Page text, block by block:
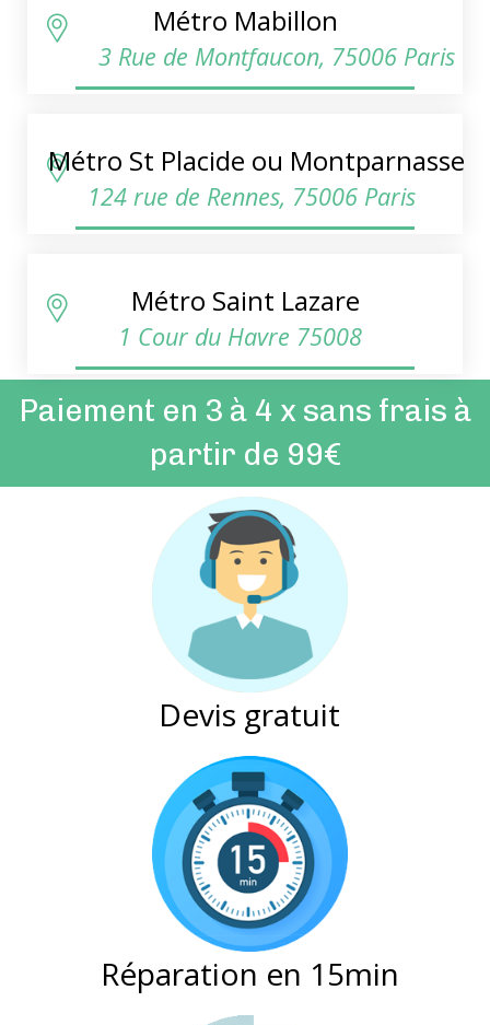
Métro Mabillon
3 Rue de Montfaucon, 75006 Paris
Métro St Placide ou Montparnasse
124 rue de Rennes, 75006 Paris
Métro Saint Lazare
1 Cour du Havre 75008
Paiement en 3 à 4 x sans frais à
partir de 99€
Devis gratuit
Réparation en 15min